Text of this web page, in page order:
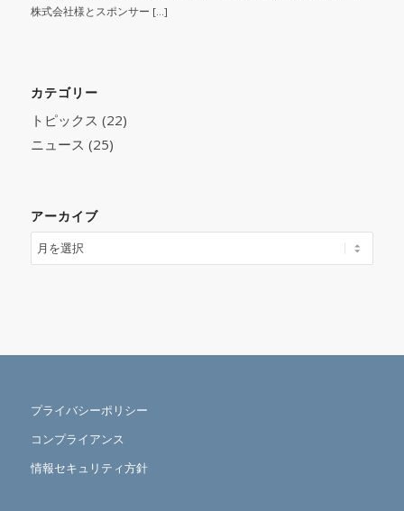
株式会社様とスポンサー […]
カテゴリー
トピックス (22)
ニュース (25)
アーカイブ
プライバシーポリシー
コンプライアンス
情報セキュリティ方針